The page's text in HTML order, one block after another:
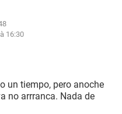
16:30
un tiempo, pero anoche
no arrranca. Nada de